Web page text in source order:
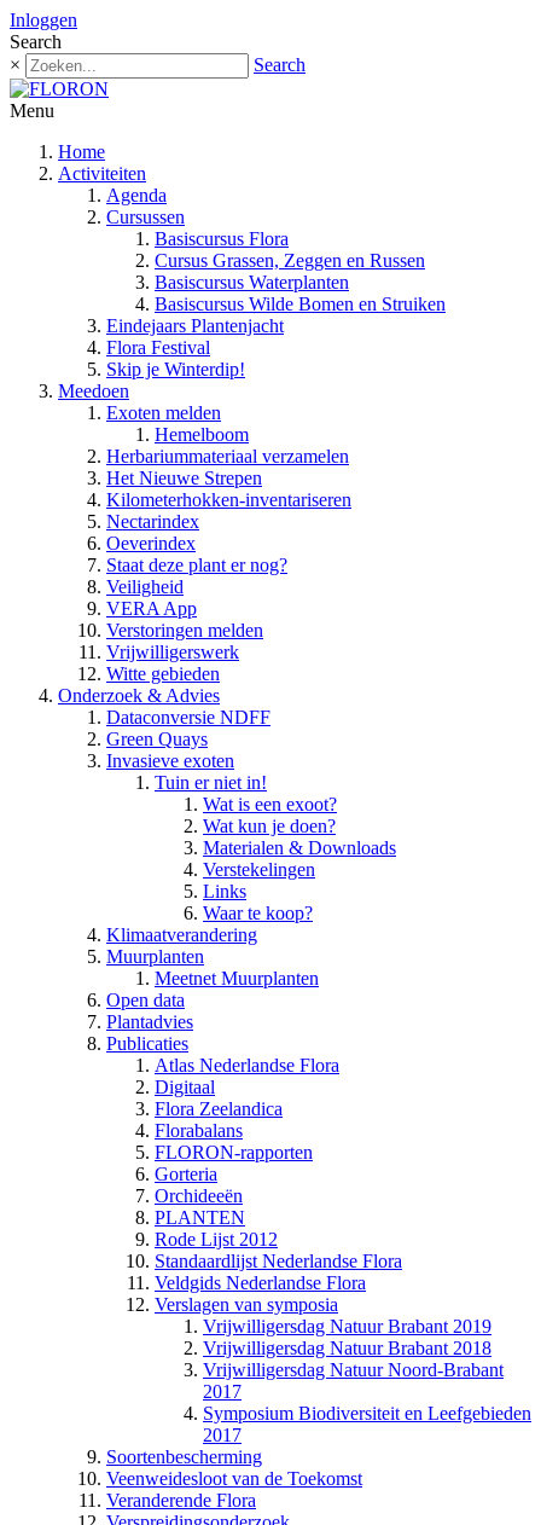
Inloggen
Search
×
Search
Menu
Home
Activiteiten
Agenda
Cursussen
Basiscursus Flora
Cursus Grassen, Zeggen en Russen
Basiscursus Waterplanten
Basiscursus Wilde Bomen en Struiken
Eindejaars Plantenjacht
Flora Festival
Skip je Winterdip!
Meedoen
Exoten melden
Hemelboom
Herbariummateriaal verzamelen
Het Nieuwe Strepen
Kilometerhokken-inventariseren
Nectarindex
Oeverindex
Staat deze plant er nog?
Veiligheid
VERA App
Verstoringen melden
Vrijwilligerswerk
Witte gebieden
Onderzoek & Advies
Dataconversie NDFF
Green Quays
Invasieve exoten
Tuin er niet in!
Wat is een exoot?
Wat kun je doen?
Materialen & Downloads
Verstekelingen
Links
Waar te koop?
Klimaatverandering
Muurplanten
Meetnet Muurplanten
Open data
Plantadvies
Publicaties
Atlas Nederlandse Flora
Digitaal
Flora Zeelandica
Florabalans
FLORON-rapporten
Gorteria
Orchideeën
PLANTEN
Rode Lijst 2012
Standaardlijst Nederlandse Flora
Veldgids Nederlandse Flora
Verslagen van symposia
Vrijwilligersdag Natuur Brabant 2019
Vrijwilligersdag Natuur Brabant 2018
Vrijwilligersdag Natuur Noord-Brabant
2017
Symposium Biodiversiteit en Leefgebieden
2017
Soortenbescherming
Veenweidesloot van de Toekomst
Veranderende Flora